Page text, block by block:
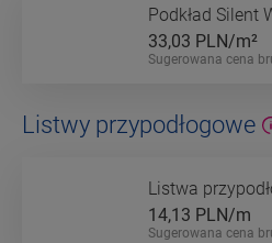
Podkład Silent
33,03 PLN/m²
Sugerowana cena
Listwy przypodłogowe
Listwa
14,13 PLN/m
Sugerowana cena